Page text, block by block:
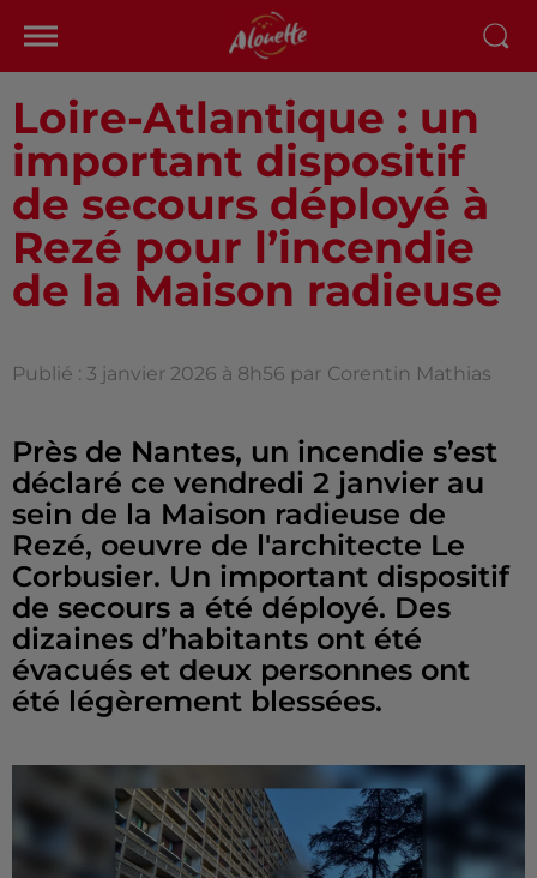
Loire-Atlantique : un
important dispositif
de secours déployé à
Rezé pour l’incendie
de la Maison radieuse
Publié : 3 janvier 2026 à 8h56 par Corentin Mathias
Près de Nantes, un incendie s’est
déclaré ce vendredi 2 janvier au
sein de la Maison radieuse de
Rezé, oeuvre de l'architecte Le
Corbusier. Un important dispositif
de secours a été déployé. Des
dizaines d’habitants ont été
évacués et deux personnes ont
été légèrement blessées.